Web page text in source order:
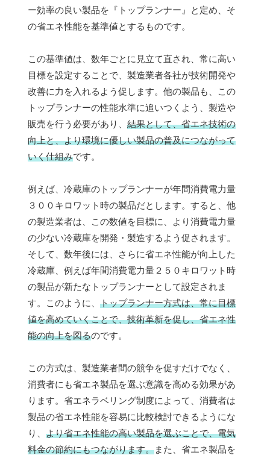
ー効率の良い製品を『トップランナー』と定め、そ
の省エネ性能を基準値とするものです。
この基準値は、数年ごとに見立て直され、常に高い
目標を設定することで、製造業者各社が技術開発や
改善に力を入れるよう促します。他の製品も、この
トップランナーの性能水準に追いつくよう、製造や
販売を行う必要があり、 結果として、省エネ技術の
向上と、より環境に優しい製品の普及につながって
いく仕組みです。
例えば、冷蔵庫のトップランナーが年間消費電力量
３００キロワット時の製品だとします。すると、他
の製造業者は、この数値を目標に、より消費電力量
の少ない冷蔵庫を開発・製造するよう促されます。
そして、数年後には、さらに省エネ性能が向上した
冷蔵庫、例えば年間消費電力量２５０キロワット時
の製品が新たなトップランナーとして設定されま
す。このように、 トップランナー方式は、常に目標
値を高めていくことで、技術革新を促し、省エネ性
能の向上を図るのです。
この方式は、製造業者間の競争を促すだけでなく、
消費者にも省エネ製品を選ぶ意識を高める効果があ
ります。省エネラベリング制度によって、消費者は
製品の省エネ性能を容易に比較検討できるようにな
り、 より省エネ性能の高い製品を選ぶことで、電気
料金の節約にもつながります。また、省エネ製品を